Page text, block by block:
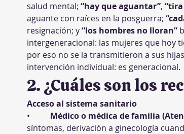
salud mental; “hay que aguantar”, “tira
aguante con raíces en la posguerra;
resignación; y “los hombres no lloran”
intergeneracional: las mujeres que hoy
por eso no se la transmitieron a sus
intervención individual: es generacional.
2. ¿Cuáles son los
Acceso al sistema sanitario
• Médico o médica de familia
síntomas, derivación a ginecología